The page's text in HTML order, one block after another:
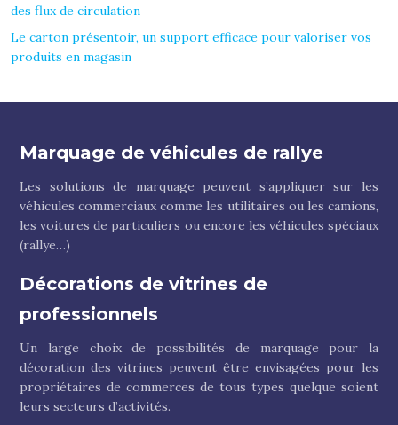
des flux de circulation
Le carton présentoir, un support efficace pour valoriser vos
produits en magasin
Marquage de véhicules de rallye
Les solutions de marquage peuvent s’appliquer sur les
véhicules commerciaux comme les utilitaires ou les camions,
les voitures de particuliers ou encore les véhicules spéciaux
(rallye…)
Décorations de vitrines de
professionnels
Un large choix de possibilités de marquage pour la
décoration des vitrines peuvent être envisagées pour les
propriétaires de commerces de tous types quelque soient
leurs secteurs d’activités.